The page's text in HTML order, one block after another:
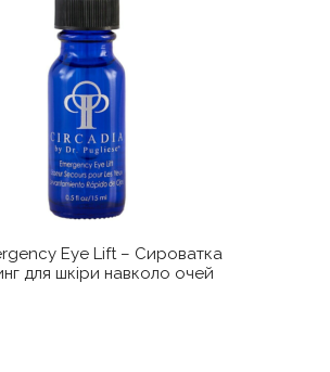
Eye Lift – Сироватка
для шкіри навколо очей